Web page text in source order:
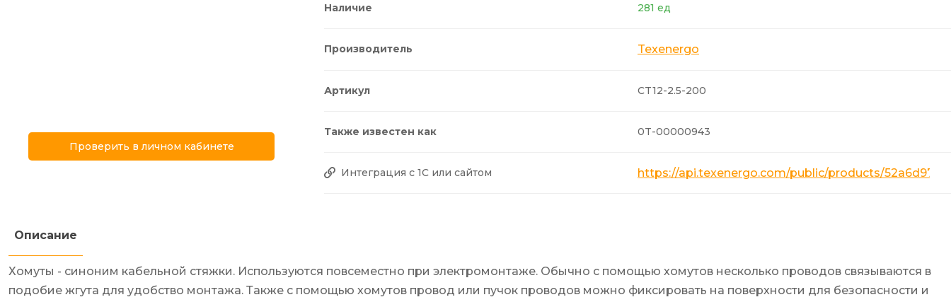
Проверить в личном кабинете
Наличие 281 ед
Производитель Texenergo
Артикул CT12-2.5-200
Также известен как 0T-00000943
Интеграция с 1С или сайтом https://api.texenergo.com/public/products/
Описание
Хомуты - синоним кабельной стяжки. Используются повсеместно при электромонтаже. Обычно с помощью хомутов несколько проводов связываются в
подобие жгута для удобство монтажа. Также с помощью хомутов провод или пучок проводов можно фиксировать на поверхности для безопасности и